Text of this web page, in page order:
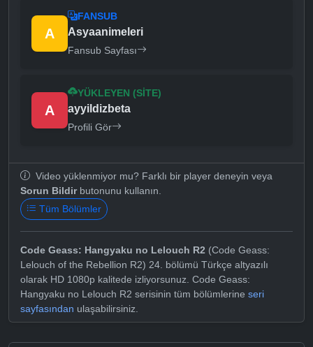
A
FANSUB
Asyaanimeleri
Fansub Sayfası
A
YÜKLEYEN (SITE)
ayyildizbeta
Profili Gör
Video yüklenmiyor mu? Farklı bir player deneyin veya
Sorun Bildirbutonunu kullanın.
Tüm Bölümler
Code Geass: Hangyaku no Lelouch R2 (Code Geass:
Lelouch of the Rebellion R2) 24. bölümü Türkçe altyazılı
olarak HD 1080p kalitede izliyorsunuz. Code Geass:
Hangyaku no Lelouch R2 serisinin tüm bölümlerine seri
sayfasından ulaşabilirsiniz.